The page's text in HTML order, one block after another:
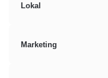
Lokal
Marketing